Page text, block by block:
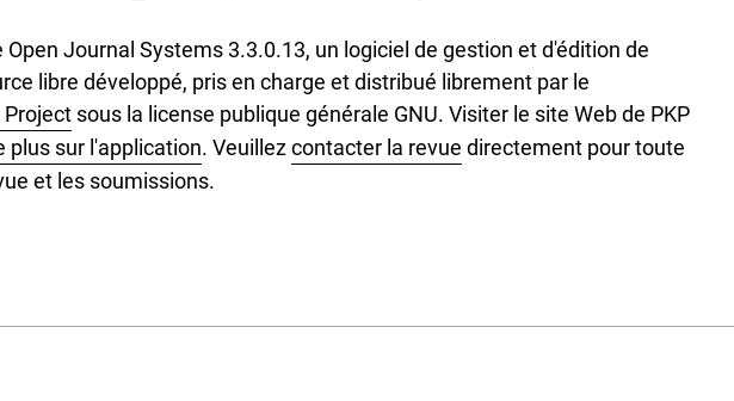
Journal Systems 3.3.0.13, un logiciel de gestion et d'édition de
libre développé, pris en charge et distribué librement par le
Project sous la license publique générale GNU. Visiter le site Web de PKP
plus sur l'application. Veuillezcontacter la revue directement pour toute
et les soumissions.